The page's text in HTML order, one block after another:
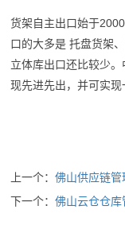
货架自主出口始于
口的大多是 托盘货架
立体库出口还比较少
现先进先出，并可实现
上一个：佛山供应链管
下一个：佛山云仓仓库